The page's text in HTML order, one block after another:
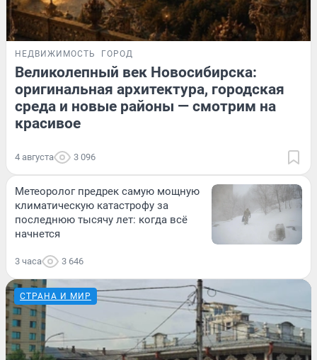
НЕДВИЖИМОСТЬ ГОРОД
Великолепный век Новосибирска:
оригинальная архитектура, городская
среда и новые районы — смотрим на
красивое
4 августа 3 096
Метеоролог предрек самую мощную
климатическую катастрофу за
последнюю тысячу лет: когда всё
начнется
3 часа 3 646
СТРАНА И МИР